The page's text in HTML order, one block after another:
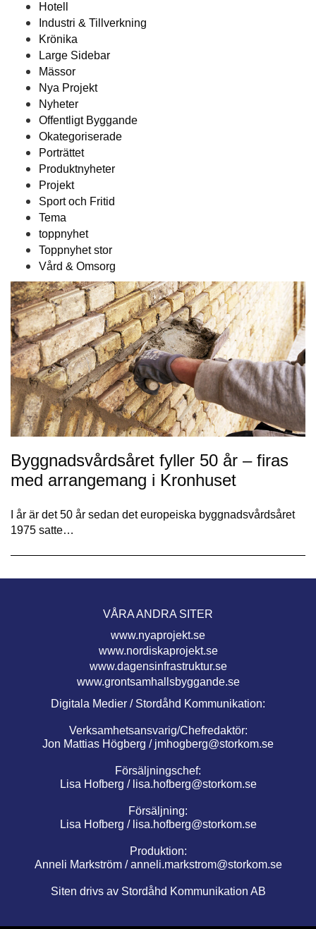
Hotell
Industri & Tillverkning
Krönika
Large Sidebar
Mässor
Nya Projekt
Nyheter
Offentligt Byggande
Okategoriserade
Porträttet
Produktnyheter
Projekt
Sport och Fritid
Tema
toppnyhet
Toppnyhet stor
Vård & Omsorg
Byggnadsvårdsåret fyller 50 år – firas
med arrangemang i Kronhuset
I år är det 50 år sedan det europeiska byggnadsvårdsåret
1975 satte…
VÅRA ANDRA SITER
www.nyaprojekt.se
www.nordiskaprojekt.se
www.dagensinfrastruktur.se
www.grontsamhallsbyggande.se
Digitala Medier / Stordåhd Kommunikation:
Verksamhetsansvarig/Chefredaktör:
Jon Mattias Högberg / jmhogberg@storkom.se
Försäljningschef:
Lisa Hofberg / lisa.hofberg@storkom.se
Försäljning:
Lisa Hofberg / lisa.hofberg@storkom.se
Produktion:
Anneli Markström /anneli.markstrom@storkom.se
Siten drivs av Stordåhd Kommunikation AB